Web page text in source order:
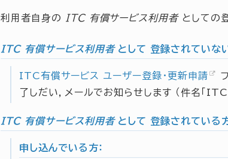
利用者自身の ITC 有償サービス利用者としての
ITC 有償サービス利用者として 登録されていな
ITC有償サービス ユーザー登録・更新申請
了しだい，メールでお知らせします （件名「
ITC 有償サービス利用者として 登録されている
申し込んでいる方：